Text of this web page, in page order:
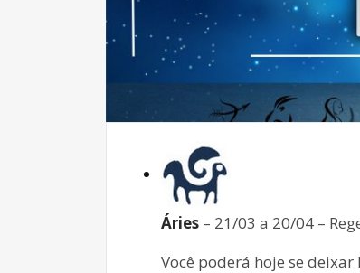
Áries – 21/03 a 20/04 –
Você poderá hoje se